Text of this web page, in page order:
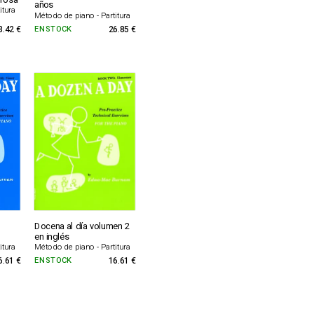
años
Método de piano - Partitura
€ EN STOCK 26.85 €
Docena al día volumen 2
en inglés
Método de piano - Partitura
€ EN STOCK 16.61 €